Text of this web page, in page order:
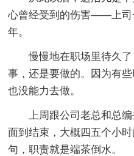
心曾经受到的伤害——上司
年。
慢慢地在职场里待久了
事，还是要做的。因为有
也没能力去做。
上周跟公司老总和总编
面到结束，大概四五个小
句，职责就是端茶倒水。